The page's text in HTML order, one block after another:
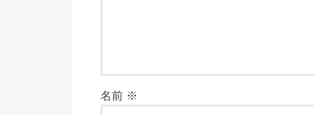
名前 ※